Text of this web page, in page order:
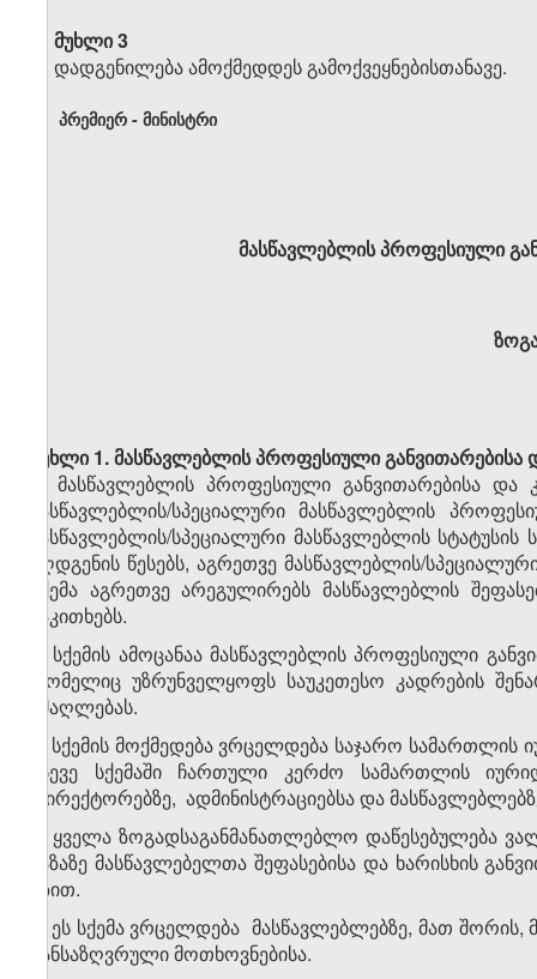
მუხლი 3
დადგენილება ამოქმედდეს გამოქვეყნებისთანავე.
პრემიერ - მინისტრი
მასწავლებლის პროფესიული
მუხლი 1. მასწავლებლის პროფესიული განვითარებისა
1. მასწავლებლის პროფესიული განვითარებისა
მასწავლებლის/სპეციალური მასწავლებლის
მასწავლებლის/სპეციალური მასწავლებლის სტატუსის
აღდგენის წესებს, აგრეთვე მასწავლებლის/
სქემა აგრეთვე არეგულირებს მასწავლებლის
საკითხებს.
2. სქემის ამოცანაა მასწავლებლის პროფესიული
რომელიც უზრუნველყოფს საუკეთესო კადრების
ამაღლებას.
3. სქემის მოქმედება ვრცელდება საჯარო
ასევე სქემაში ჩართული კერძო სამართლის
დირექტორებზე, ადმინისტრაციებსა და
4. ყველა ზოგადსაგანმანათლებლო დაწესებულება
ბაზაზე მასწავლებელთა შეფასებისა და ხარისხის
გზით.
5. ეს სქემა ვრცელდება მასწავლებლებზე, მათ
განსაზღვრული მოთხოვნებისა.